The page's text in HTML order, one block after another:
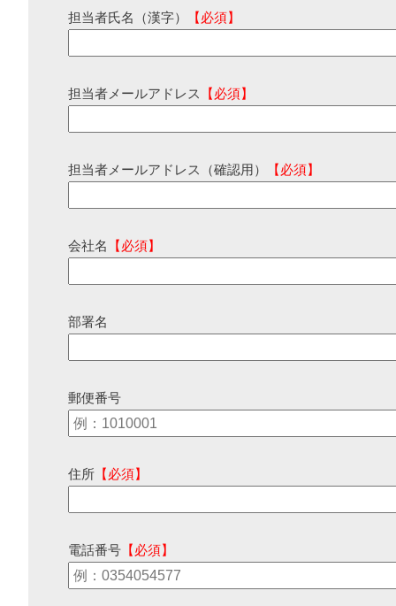
担当者氏名（漢字） 【必須】
担当者メールアドレス 【必須】
担当者メールアドレス（確認用） 【必須】
会社名 【必須】
部署名
郵便番号
住所 【必須】
電話番号 【必須】